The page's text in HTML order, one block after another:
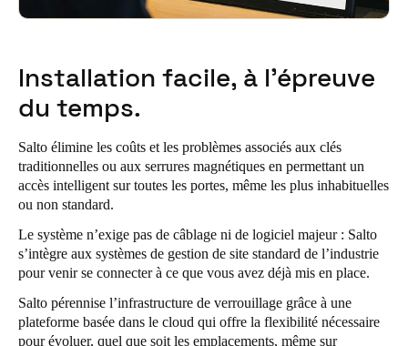
Português
Italy
Italiano
Russia
Russian
Poland
Polski
Czech Republic
Installation facile, à l’épreuve
du temps.
Salto élimine les coûts et les problèmes associés aux clés
traditionnelles ou aux serrures magnétiques en permettant un
accès intelligent sur toutes les portes, même les plus inhabituelles
ou non standard.
Le système n’exige pas de câblage ni de logiciel majeur : Salto
s’intègre aux systèmes de gestion de site standard de l’industrie
pour venir se connecter à ce que vous avez déjà mis en place.
Salto pérennise l’infrastructure de verrouillage grâce à une
plateforme basée dans le cloud qui offre la flexibilité nécessaire
pour évoluer, quel que soit les emplacements, même sur